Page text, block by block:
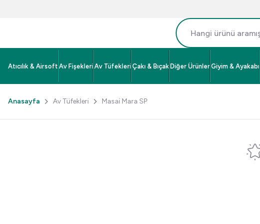
Atıcılık & Airsoft Av Fişekleri Av Tüfekleri Çakı & Bıçak Diğer Ürünler Giyim & Ayakabı
Anasayfa Av Tüfekleri Masai Mara SP